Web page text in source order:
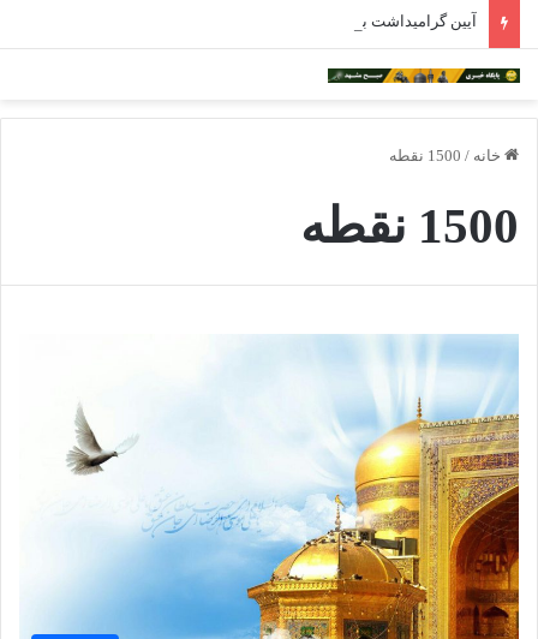
آیین گرامیداشت بزرگترین واقف ایران در مشهد برگزار شد
خانه / 1500 نقطه
1500 نقطه